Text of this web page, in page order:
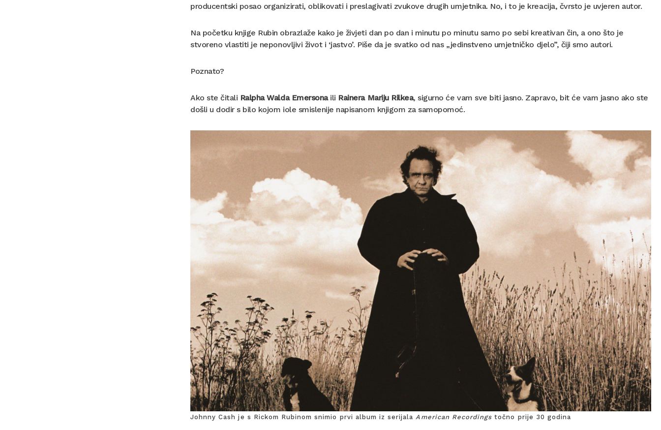
producentski posao organizirati, oblikovati i preslagivati zvukove drugih umjetnika. No, i to je kreacija, čvrsto je uvjeren autor.
Na početku knjige Rubin obrazlaže kako je živjeti dan po dan i minutu po minutu samo po sebi kreativan čin, a ono što je
stvoreno vlastiti je neponovljivi život i ‘jastvo’. Piše da je svatko od nas „jedinstveno umjetničko djelo”, čiji smo autori.
Poznato?
Ako ste čitali Ralpha Walda Emersonaili Rainera Mariju Rilkea, sigurno će vam sve biti jasno. Zapravo, bit će vam jasno ako ste
došli u dodir s bilo kojom iole smislenije napisanom knjigom za samopomoć.
Johnny Cash je s Rickom Rubinom snimio prvi album iz serijala American Recordings točno prije 30 godina